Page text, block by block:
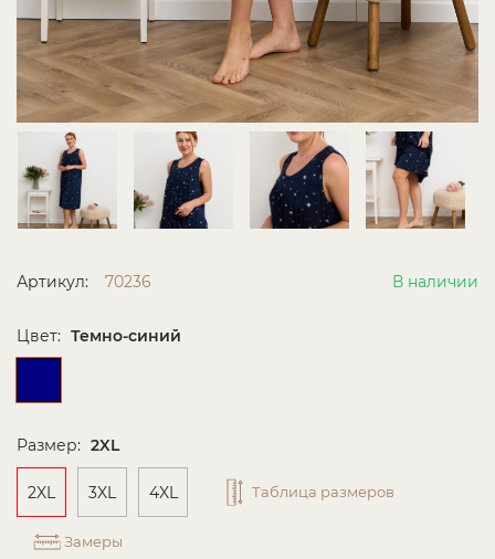
Артикул: 70236 В наличии
Цвет: Темно-синий
Размер: 2XL
2XL 3XL 4XL Таблица размеров
Замеры